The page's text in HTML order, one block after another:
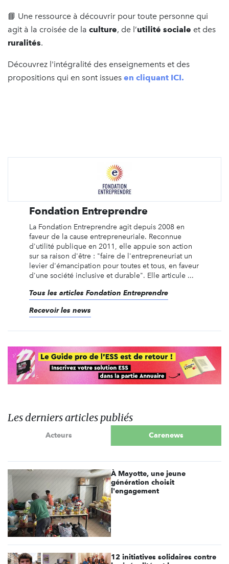
📘 Une ressource à découvrir pour toute personne qui
agit à la croisée de la culture, de l’utilité sociale et des
ruralités.
Découvrez l'intégralité des enseignements et des
propositions qui en sont issues en cliquant ICI.
Fondation Entreprendre
La Fondation Entreprendre agit depuis 2008 en
faveur de la cause entrepreneuriale. Reconnue
d'utilité publique en 2011, elle appuie son action
sur sa raison d'être : "faire de l'entrepreneuriat un
levier d'émancipation pour toutes et tous, en faveur
d'une société inclusive et durable". Elle articule ...
Tous les articles Fondation Entreprendre
Recevoir les news
Les derniers articles publiés
Acteurs Carenews
À Mayotte, une jeune
génération choisit
l'engagement
12 initiatives solidaires contre